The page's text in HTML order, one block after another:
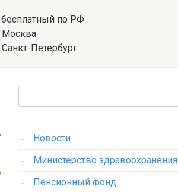
бесплатный по РФ
Москва
Санкт-Петербург
Новости
Министерство здравоохранения
Пенсионный фонд